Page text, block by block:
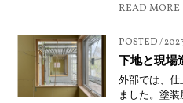
READ MORE
POSTED /
下地と現場
外部では、仕
ました。塗